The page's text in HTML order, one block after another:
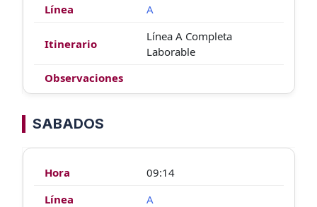
A
Línea A Completa
Laborable
SABADOS
09:14
A